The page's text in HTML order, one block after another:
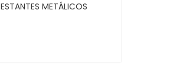
ESTANTES METÁLICOS